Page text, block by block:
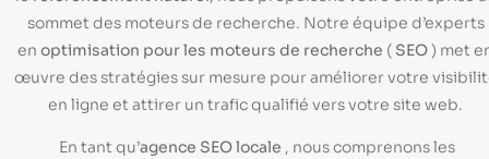
sommet des moteurs de recherche. Notre équipe d’experts
en optimisation pour les moteurs de recherche ( SEO) met
œuvre des stratégies sur mesure pour améliorer votre
en ligne et attirer un trafic qualifié vers votre site web.
En tant qu’agence SEO locale , nous comprenons les